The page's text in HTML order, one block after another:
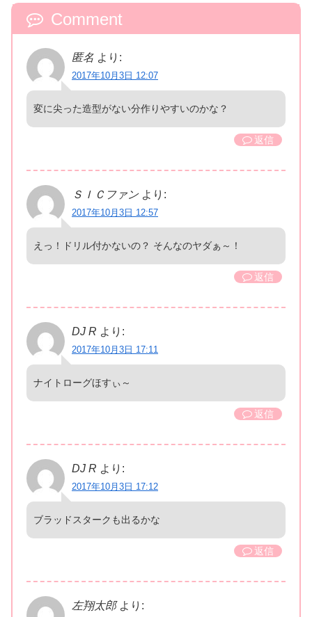
Comment
匿名 より:
2017年10月3日 12:07
変に尖った造型がない分作りやすいのかな？
返信
ＳＩＣファン より:
2017年10月3日 12:57
えっ！ドリル付かないの？ そんなのヤダぁ～！
返信
DJ R より:
2017年10月3日 17:11
ナイトローグほすぃ～
返信
DJ R より:
2017年10月3日 17:12
ブラッドスタークも出るかな
返信
左翔太郎 より: